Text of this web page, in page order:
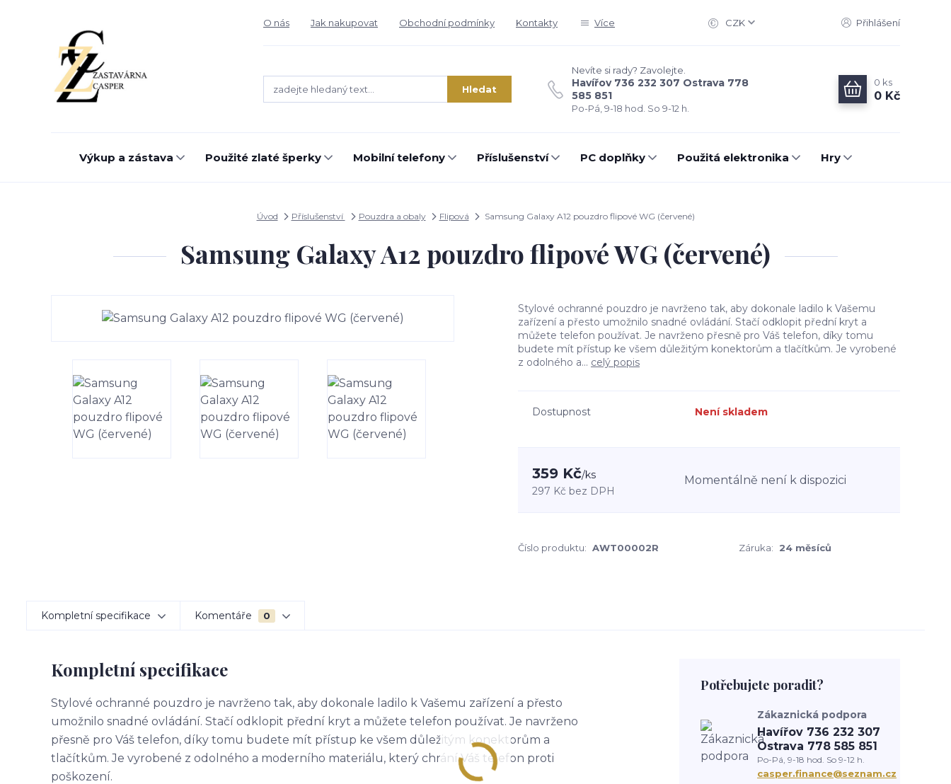
O nás Jak nakupovat Obchodní podmínky Kontakty Více CZK Přihlášení
Hledat
Nevíte si rady? Zavolejte.
Havířov 736 232 307 Ostrava 778
585 851
Po-Pá, 9-18 hod. So 9-12 h.
0 ks
0 Kč
Výkup a zástava Použité zlaté šperky Mobilní telefony Příslušenství PC doplňky Použitá elektronika Hry
Úvod Příslušenství Pouzdra a obaly Flipová Samsung Galaxy A12 pouzdro flipové WG (červené)
Samsung Galaxy A12 pouzdro flipové WG (červené)
Stylové ochranné pouzdro je navrženo tak, aby dokonale ladilo k Vašemu
zařízení a přesto umožnilo snadné ovládání. Stačí odklopit přední kryt a
můžete telefon používat. Je navrženo přesně pro Váš telefon, díky tomu
budete mít přístup ke všem důležitým konektorům a tlačítkům. Je vyrobené
z odolného a... celý popis
Dostupnost Není skladem
359 Kč/ks
297 Kč bez DPH
Momentálně není k dispozici
Číslo produktu: AWT00002R Záruka: 24 měsíců
Kompletní specifikace Komentáře 0
Kompletní specifikace
Stylové ochranné pouzdro je navrženo tak, aby dokonale ladilo k Vašemu zařízení a přesto
umožnilo snadné ovládání. Stačí odklopit přední kryt a můžete telefon používat. Je navrženo
přesně pro Váš telefon, díky tomu budete mít přístup ke všem důležitým konektorům a
tlačítkům. Je vyrobené z odolného a moderního materiálu, který chrání Váš telefon proti
poškození.
Potřebujete poradit?
Zákaznická podpora
Havířov 736 232 307
Ostrava 778 585 851
Po-Pá, 9-18 hod. So 9-12 h.
casper.finance@seznam.cz